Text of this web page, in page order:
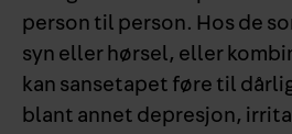
person til person. Hos de
syn eller hørsel, eller
kan sansetapet føre til
blant annet depresjon,